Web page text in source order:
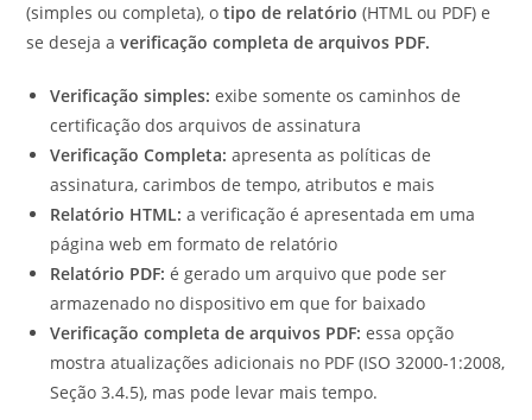
(simples ou completa), o tipo de relatório (HTML ou PDF) e
se deseja averificação completa de arquivos PDF.
Verificação simples: exibe somente os caminhos de
certificação dos arquivos de assinatura
Verificação Completa: apresenta as políticas de
assinatura, carimbos de tempo, atributos e mais
Relatório HTML: a verificação é apresentada em uma
página web em formato de relatório
Relatório PDF:é gerado um arquivo que pode ser
armazenado no dispositivo em que for baixado
Verificação completa de arquivos PDF: essa opção
mostra atualizações adicionais no PDF (ISO 32000-1:2008,
Seção 3.4.5), mas pode levar mais tempo.